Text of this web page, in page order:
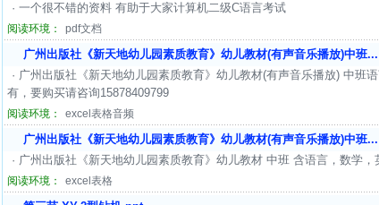
· 一个很不错的资料 有助于大家计算机二级C语言考试
阅读环境： pdf文档
广州出版社《新天地幼儿园素质教育》幼儿教材(有声音乐播放)中班...
· 广州出版社《新天地幼儿园素质教育》幼儿教材(有声音乐播放) 中班
有，要购买请咨询15878409799
阅读环境： excel表格音频
广州出版社《新天地幼儿园素质教育》幼儿教材(有声音乐播放)中班...
· 广州出版社《新天地幼儿园素质教育》幼儿教材 中班 含语言，数学
阅读环境： excel表格